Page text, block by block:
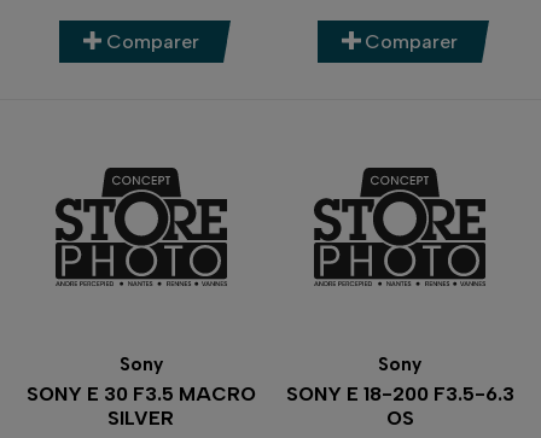
Comparer Comparer
Sony
SONY E 30 F3.5 MACRO
SILVER
Sony
SONY E 18-200 F3.5-6.3
OS